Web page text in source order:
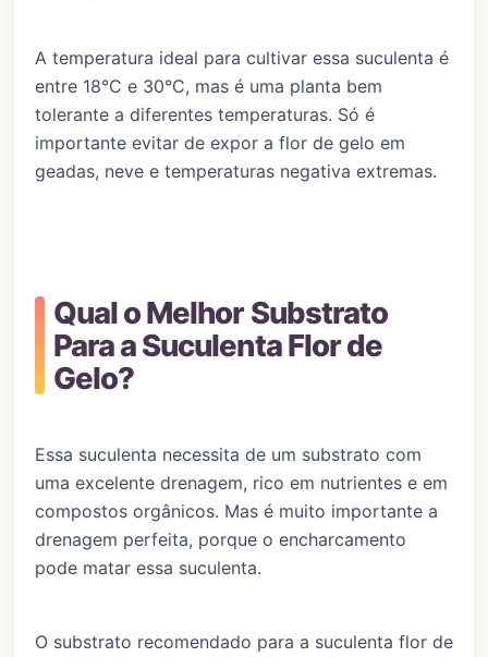
A temperatura ideal para cultivar essa suculenta é
entre 18°C e 30°C, mas é uma planta bem
tolerante a diferentes temperaturas. Só é
importante evitar de expor a flor de gelo em
geadas, neve e temperaturas negativa extremas.
Qual o Melhor Substrato
Para a Suculenta Flor de
Gelo?
Essa suculenta necessita de um substrato com
uma excelente drenagem, rico em nutrientes e em
compostos orgânicos. Mas é muito importante a
drenagem perfeita, porque o encharcamento
pode matar essa suculenta.
O substrato recomendado para a suculenta flor de